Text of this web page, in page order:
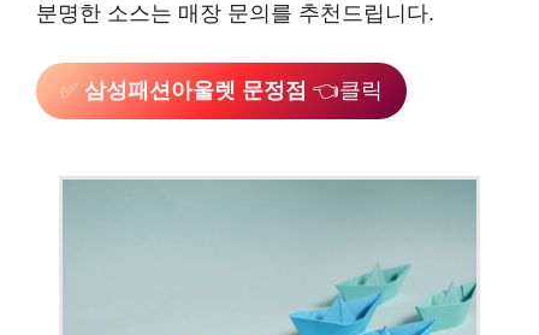
분명한 소스는 매장 문의를 추천드립니다.
✅ 삼성패션아울렛 문정점 👈클릭